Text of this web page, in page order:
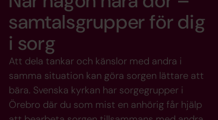
samtalsgrupper för dig
i sorg
Att dela tankar och känslor med andra i
samma situation kan göra sorgen lättare att
bära. Svenska kyrkan har sorgegrupper i
Örebro där du som mist en anhörig får hjälp